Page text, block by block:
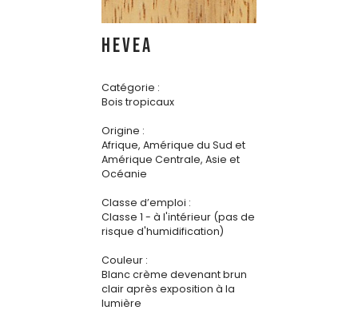
HEVEA
Catégorie :
Bois tropicaux
Origine :
Afrique, Amérique du Sud et
Amérique Centrale, Asie et
Océanie
Classe d’emploi :
Classe 1 - à l'intérieur (pas de
risque d'humidification)
Couleur :
Blanc crème devenant brun
clair après exposition à la
lumière